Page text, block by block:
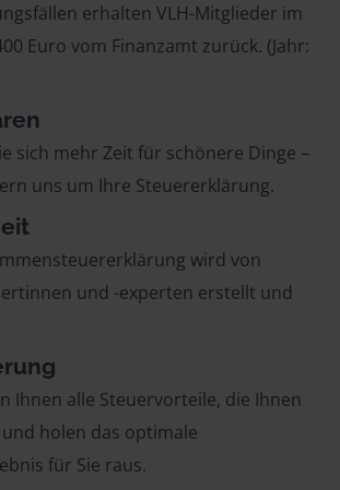
erhalten VLH-Mitglieder im
Euro vom Finanzamt zurück. (Jahr:
sich mehr Zeit für schönere Dinge –
uns um Ihre Steuererklärung.
wird von
und -experten erstellt und
Ihnen alle Steuervorteile, die Ihnen
holen das optimale
für Sie raus.